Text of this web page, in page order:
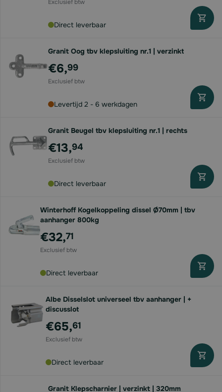
Direct leverbaar
Granit Oog tbv klepsluiting nr.1 | verzinkt
€6,99
Levertijd 2 - 6 werkdagen
Granit Beugel tbv klepsluiting nr.1 | rechts
€13,94
Direct leverbaar
Winterhoff Kogelkoppeling dissel Ø70mm | tbv
aanhanger 800kg
€32,71
Direct leverbaar
Albe Disselslot universeel tbv aanhanger | +
discusslot
€65,61
Direct leverbaar
Granit Klepscharnier | verzinkt | 320mm